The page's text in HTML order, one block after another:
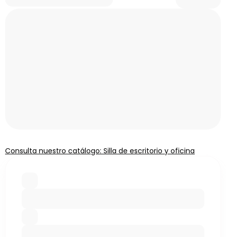
Consulta nuestro catálogo: Silla de escritorio y oficina